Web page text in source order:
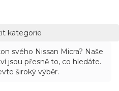
kategorie
svého Nissan Micra? Naše
jsou přesně to, co hledáte.
široký výběr.